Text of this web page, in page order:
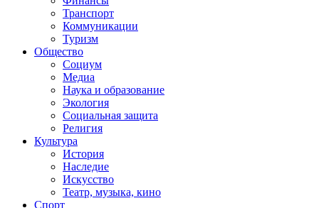
Транспорт
Коммуникации
Туризм
Общество
Социум
Медиа
Наука и образование
Экология
Социальная защита
Религия
Культура
История
Наследие
Искусство
Театр, музыка, кино
Спорт